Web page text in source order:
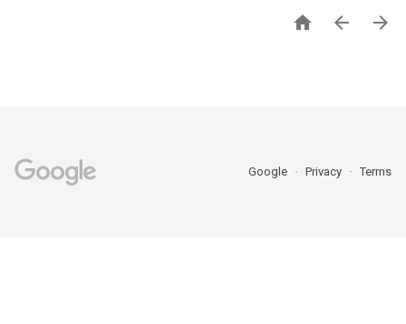
  
Google Privacy Terms